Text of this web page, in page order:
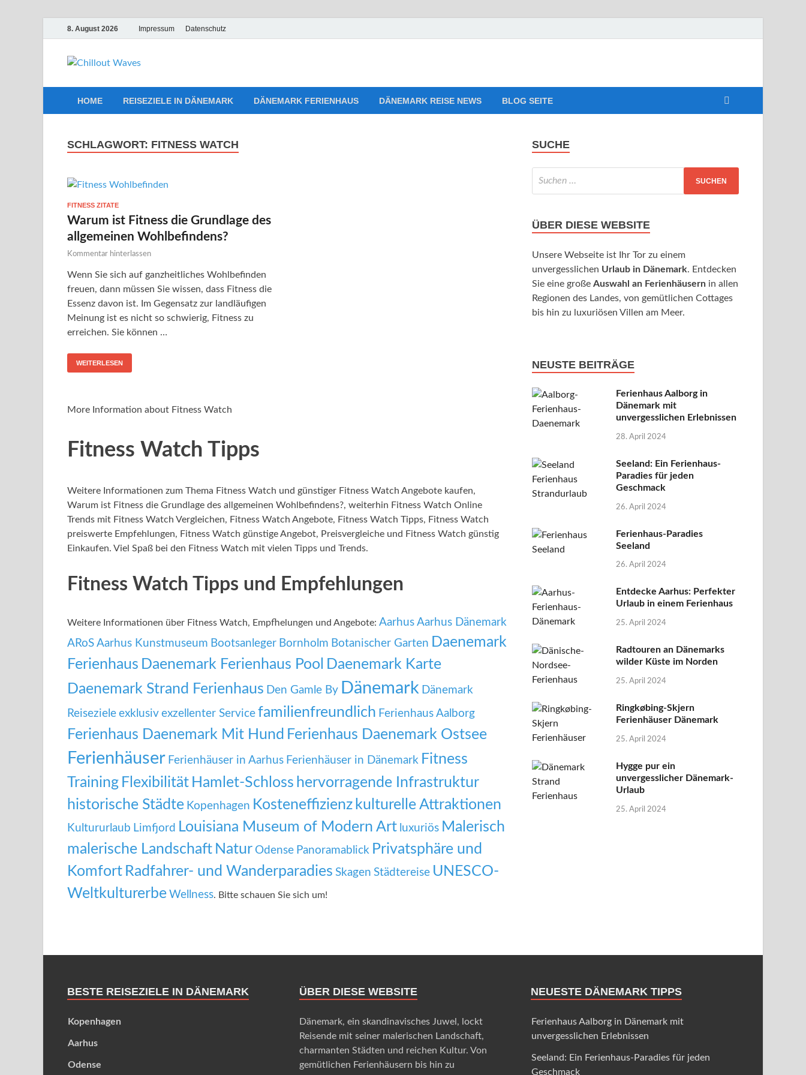
8. August 2026 Impressum Datenschutz
Chillout Waves Relaxing Music
HOME REISEZIELE IN DÄNEMARK DÄNEMARK FERIENHAUS DÄNEMARK REISE NEWS BLOG SEITE
SCHLAGWORT: FITNESS WATCH
FITNESS ZITATE
Warum ist Fitness die Grundlage des
allgemeinen Wohlbefindens?
Kommentar hinterlassen
Wenn Sie sich auf ganzheitliches Wohlbefinden
freuen, dann müssen Sie wissen, dass Fitness die
Essenz davon ist. Im Gegensatz zur landläufigen
Meinung ist es nicht so schwierig, Fitness zu
erreichen. Sie können …
WEITERLESEN
More Information about Fitness Watch
Fitness Watch Tipps
Weitere Informationen zum Thema Fitness Watch und günstiger Fitness Watch Angebote kaufen,
Warum ist Fitness die Grundlage des allgemeinen Wohlbefindens?, weiterhin Fitness Watch Online
Trends mit Fitness Watch Vergleichen, Fitness Watch Angebote, Fitness Watch Tipps, Fitness Watch
preiswerte Empfehlungen, Fitness Watch günstige Angebot, Preisvergleiche und Fitness Watch günstig
Einkaufen. Viel Spaß bei den Fitness Watch mit vielen Tipps und Trends.
Fitness Watch Tipps und Empfehlungen
Weitere Informationen über Fitness Watch, Empfhelungen und Angebote: Aarhus Aarhus Dänemark
ARoS Aarhus Kunstmuseum Bootsanleger Bornholm Botanischer Garten Daenemark
Ferienhaus Daenemark Ferienhaus Pool Daenemark Karte
Daenemark Strand Ferienhaus Den Gamle By Dänemark Dänemark
Reiseziele exklusiv exzellenter Service familienfreundlich Ferienhaus Aalborg
Ferienhaus Daenemark Mit Hund Ferienhaus Daenemark Ostsee
Ferienhäuser Ferienhäuser in Aarhus Ferienhäuser in Dänemark Fitness
Training Flexibilität Hamlet-Schloss hervorragende Infrastruktur
historische Städte Kopenhagen Kosteneffizienz kulturelle Attraktionen
Kultururlaub Limfjord Louisiana Museum of Modern Art luxuriös Malerisch
malerische Landschaft Natur Odense Panoramablick Privatsphäre und
Komfort Radfahrer- und Wanderparadies Skagen Städtereise UNESCO-
Weltkulturerbe Wellness. Bitte schauen Sie sich um!
SUCHE
ÜBER DIESE WEBSITE
Unsere Webseite ist Ihr Tor zu einem
unvergesslichen Urlaub in Dänemark. Entdecken
Sie eine großeAuswahl an Ferienhäusern in allen
Regionen des Landes, von gemütlichen Cottages
bis hin zu luxuriösen Villen am Meer.
NEUSTE BEITRÄGE
Ferienhaus Aalborg in
Dänemark mit
unvergesslichen Erlebnissen
28. April 2024
Seeland: Ein Ferienhaus-
Paradies für jeden
Geschmack
26. April 2024
Ferienhaus-Paradies
Seeland
26. April 2024
Entdecke Aarhus: Perfekter
Urlaub in einem Ferienhaus
25. April 2024
Radtouren an Dänemarks
wilder Küste im Norden
25. April 2024
Ringkøbing-Skjern
Ferienhäuser Dänemark
25. April 2024
Hygge pur ein
unvergesslicher Dänemark-
Urlaub
25. April 2024
BESTE REISEZIELE IN DÄNEMARK
Kopenhagen
Aarhus
Odense
ÜBER DIESE WEBSITE
Dänemark, ein skandinavisches Juwel, lockt
Reisende mit seiner malerischen Landschaft,
charmanten Städten und reichen Kultur. Von
gemütlichen Ferienhäusern bis hin zu
NEUESTE DÄNEMARK TIPPS
Ferienhaus Aalborg in Dänemark mit
unvergesslichen Erlebnissen
Seeland: Ein Ferienhaus-Paradies für jeden
Geschmack